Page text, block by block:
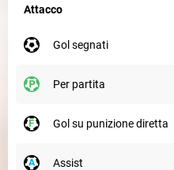
Attacco
gol segnati
per partita
gol su punizione diretta
assist